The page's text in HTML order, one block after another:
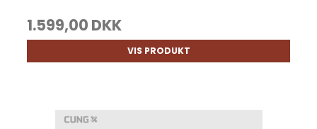
1.599,00 DKK
VIS PRODUKT